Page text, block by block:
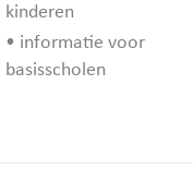
kinderen
• informatie voor
basisscholen